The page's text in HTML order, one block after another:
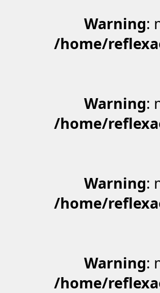
Warning:
/home/
Warning:
/home/
Warning:
/home/
Warning:
/home/